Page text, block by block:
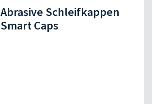
Abrasive Schleifkappen
Smart Caps